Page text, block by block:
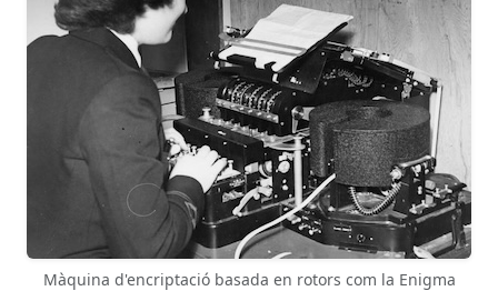
Màquina d'encriptació basada en rotors com la Enigma